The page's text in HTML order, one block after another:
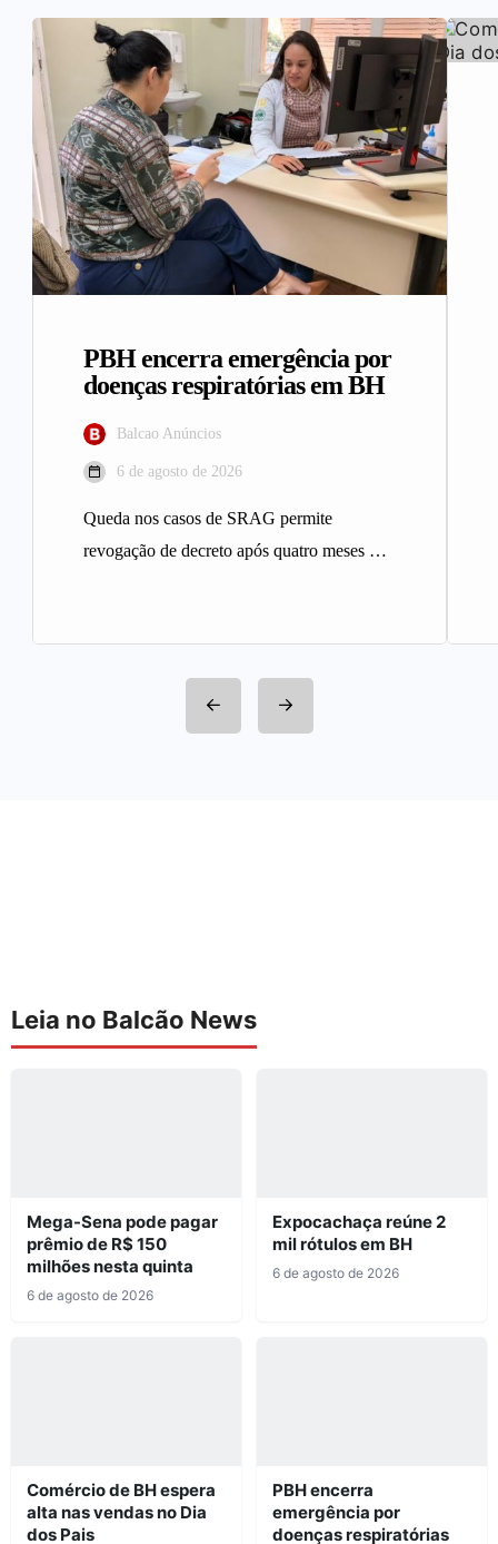
PBH encerra emergência por
doenças respiratórias em BH
Balcao Anúncios
6 de agosto de 2026
Queda nos casos de SRAG permite
revogação de decreto após quatro meses A
Leia no Balcão News
Mega-Sena pode pagar
prêmio de R$ 150
milhões nesta quinta
6 de agosto de 2026
Expocachaça reúne 2
mil rótulos em BH
6 de agosto de 2026
Comércio de BH espera
alta nas vendas no Dia
dos Pais
PBH encerra
emergência por
doenças respiratórias